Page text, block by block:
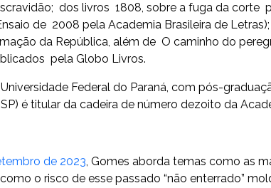
dos livros 1808, sobre a fuga da corte
de 2008 pela Academia Brasileira de
da República, além de O caminho do
pela Globo Livros.
Federal do Paraná, com pós-
é titular da cadeira de número dezoito da
de 2023, Gomes aborda temas como as
o risco de esse passado “não enterrado”